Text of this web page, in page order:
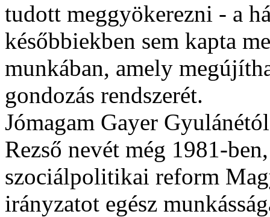
tudott meggyökerezni - a
későbbiekben sem kapta
munkában, amely
gondozás rendszerét.
Jómagam Gayer
Rezső nevét még 1981-
szociálpolitikai reform
irányzatot egész